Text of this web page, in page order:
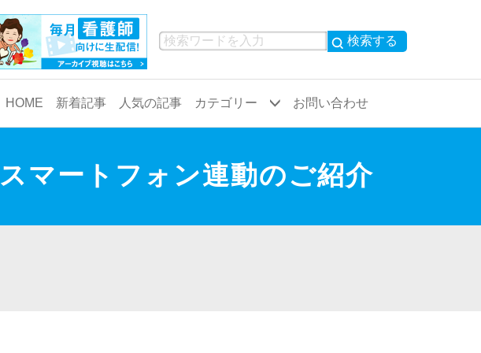
検索する
HOME 新着記事 人気の記事 カテゴリー
業務 小児科
お問い合わせ
スマートフォン連動のご紹介